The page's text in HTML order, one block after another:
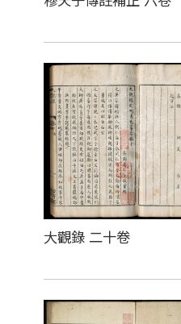
大觀錄 二十卷